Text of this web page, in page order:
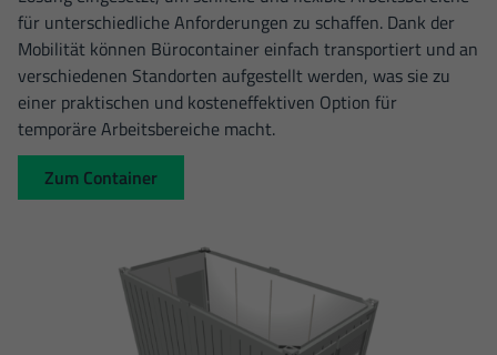
für unterschiedliche Anforderungen zu schaffen. Dank der
Mobilität können Bürocontainer einfach transportiert und an
verschiedenen Standorten aufgestellt werden, was sie zu
einer praktischen und kosteneffektiven Option für
temporäre Arbeitsbereiche macht.
Zum Container